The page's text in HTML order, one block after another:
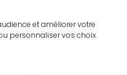
et améliorer votre
personnaliser vos choix.